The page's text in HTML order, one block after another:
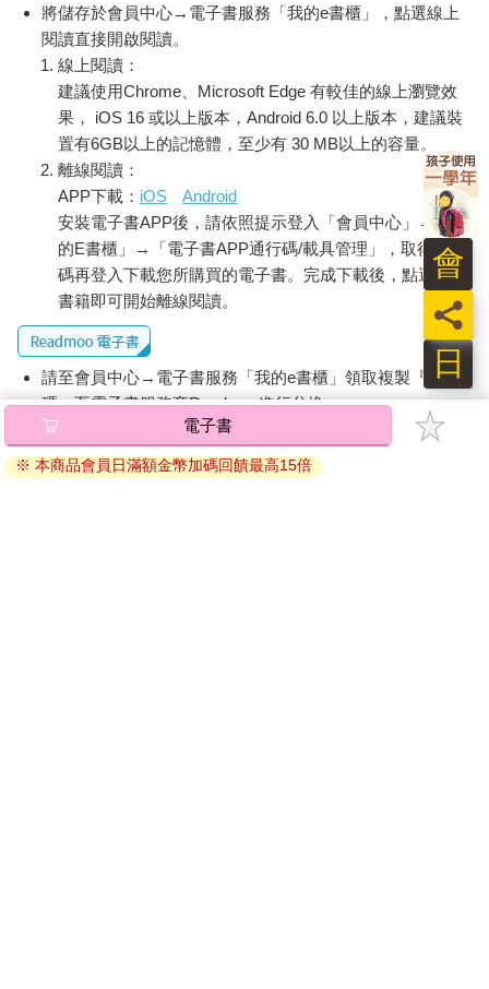
「心愛的東西。」
「無法忘記的東西。」
彼特對自己腦海中浮現的這兩句話感到有點不知所措，但還是繼
續往店裡走去。
他沿著堆積如山的破銅爛鐵之間形成的狹窄縫隙走進店內，發現
後方有一個櫃臺。
一個年輕男人坐在櫃臺前。他穿著深棕色的西裝背心和長褲，脖
子上繫著牛奶糖色的絲巾，一頭波浪般的栗色頭髮有點長，臉上
戴著銀框眼鏡，眼鏡後方的琥珀色眼睛露出平靜的眼神。
這個男人身上散發出讓人不由得大吃一驚的感覺。他看到彼特，
立刻露出了親切的笑容。
「歡迎光臨，歡迎來到十年屋。」
「你、你好。你是……魔法師嗎？」
「是的，而且我是這家店的老闆，請叫我十年屋。你是否有點驚
訝？請跟我來後方的會客室，先喝杯茶，我們再慢慢聊正事。」
將儲存於會員中心→電子書服務「我的e書櫃」，點選線上
閱讀直接開啟閱讀。
線上閱讀：
建議使用Chrome、Microsoft Edge 有較佳的線上瀏覽效
果， iOS 16 或以上版本，Android 6.0 以上版本，建議裝
置有6GB以上的記憶體，至少有 30 MB以上的容量。
離線閱讀：
APP下載： iOS
Android
安裝電子書APP後，請依照提示登入「會員中心」→「我
的E書櫃」→「電子書APP通行碼/載具管理」，取得通行
碼再登入下載您所購買的電子書。完成下載後，點選任一
書籍即可開始離線閱讀。
請至會員中心→電子書服務「我的e書櫃」領取複製『兌換
碼』至電子書服務商Readmoo進行兌換。
退換貨須知：
因版權保護，您在金石堂所購買的電子書僅能以金石堂專屬
電子書
※ 本商品會員日滿額金幣加碼回饋最高15倍
日
員
會